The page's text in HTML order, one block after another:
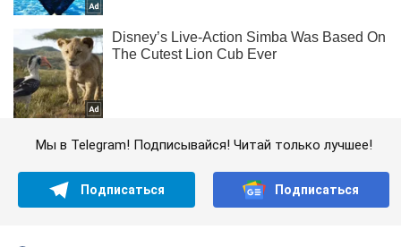
Мы в Telegram! Подписывайся! Читай только лучшее!
Подписаться Подписаться